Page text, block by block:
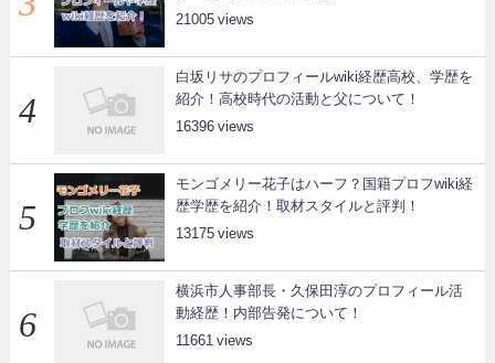
21005
白坂リサのプロフィールwiki経歴高校、学歴を
紹介！高校時代の活動と父について！
16396
モンゴメリー花子はハーフ？国籍プロフwiki経
歴学歴を紹介！取材スタイルと評判！
13175
横浜市人事部長・久保田淳のプロフィール活
動経歴！内部告発について！
11661